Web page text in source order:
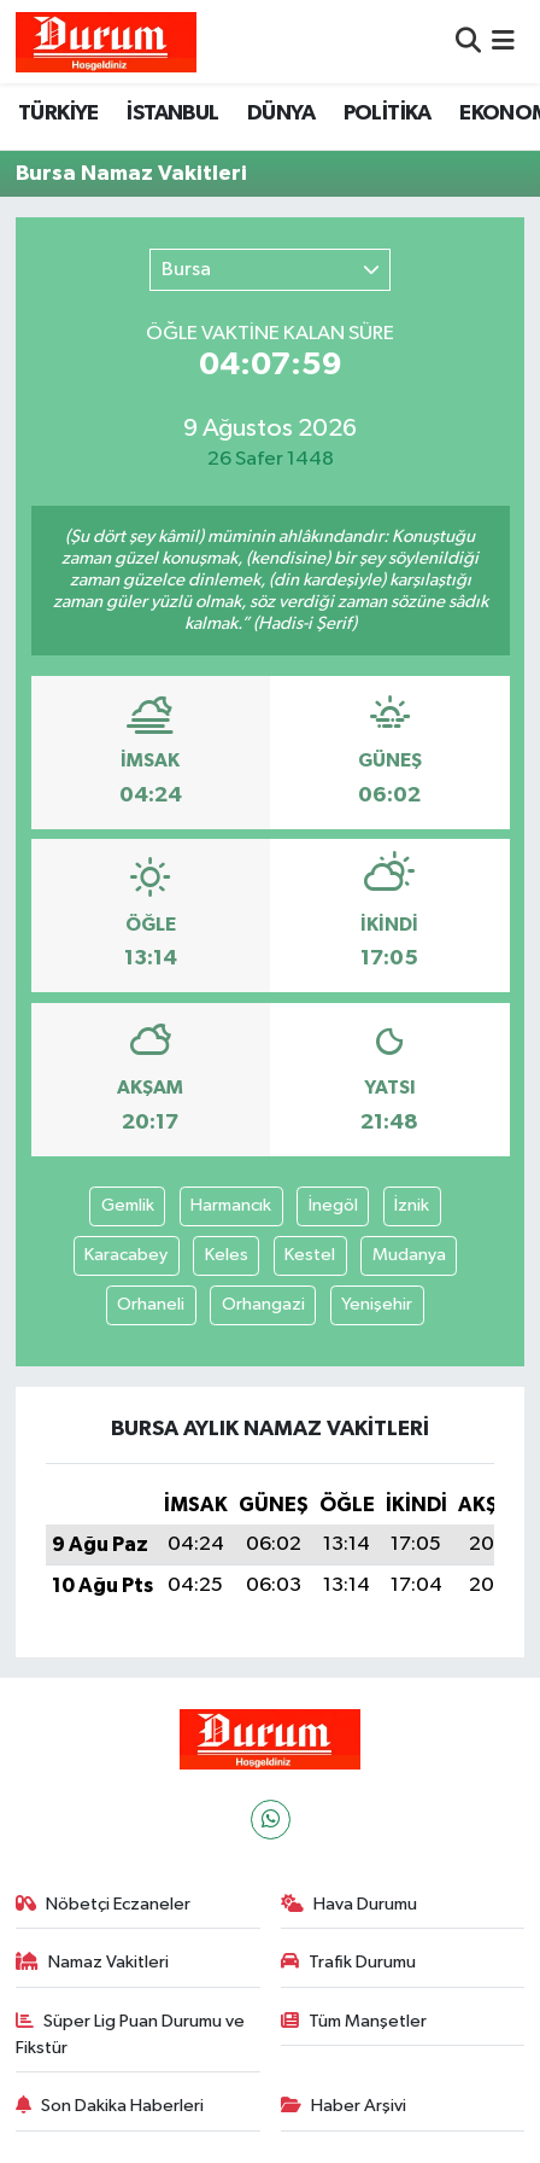
TÜRKİYE İSTANBUL DÜNYA POLİTİKA
Bursa Namaz Vakitleri
Bursa
ÖĞLE VAKTİNE KALAN SÜRE
04:07:59
9 Ağustos 2026
26 Safer 1448
(Şu dört şey kâmil) müminin ahlâkındandır: Konuştuğu
zaman güzel konuşmak, (kendisine) bir şey söylenildiği
zaman güzelce dinlemek, (din kardeşiyle) karşılaştığı
zaman güler yüzlü olmak, söz verdiği zaman sözüne sâdık
kalmak.” (Hadis-i Şerif)
İMSAK
04:24
GÜNEŞ
06:02
ÖĞLE
13:14
İKINDI
17:05
AKŞAM
20:17
YATSI
21:48
Gemlik Harmancık İnegöl İznik
Karacabey Keles Kestel Mudanya
Orhaneli Orhangazi Yenişehir
BURSA AYLIK NAMAZ VAKITLERI
İMSAK GÜNEŞ ÖĞLE İKINDI
AKŞAM
9 Ağu Paz
04:24 06:02 13:14 17:05
20:17
10 Ağu Pts
04:25 06:03 13:14 17:04 20:16
Nöbetçi Eczaneler Hava Durumu
Namaz Vakitleri Trafik Durumu
Süper Lig Puan Durumu ve
Fikstür
Tüm Manşetler
Son Dakika Haberleri Haber Arşivi
Hava Durumu
Namaz Vakitleri
Trafik Durumu
Süper Lig Puan Durumu ve Fikstür
Son Dakika Haberleri